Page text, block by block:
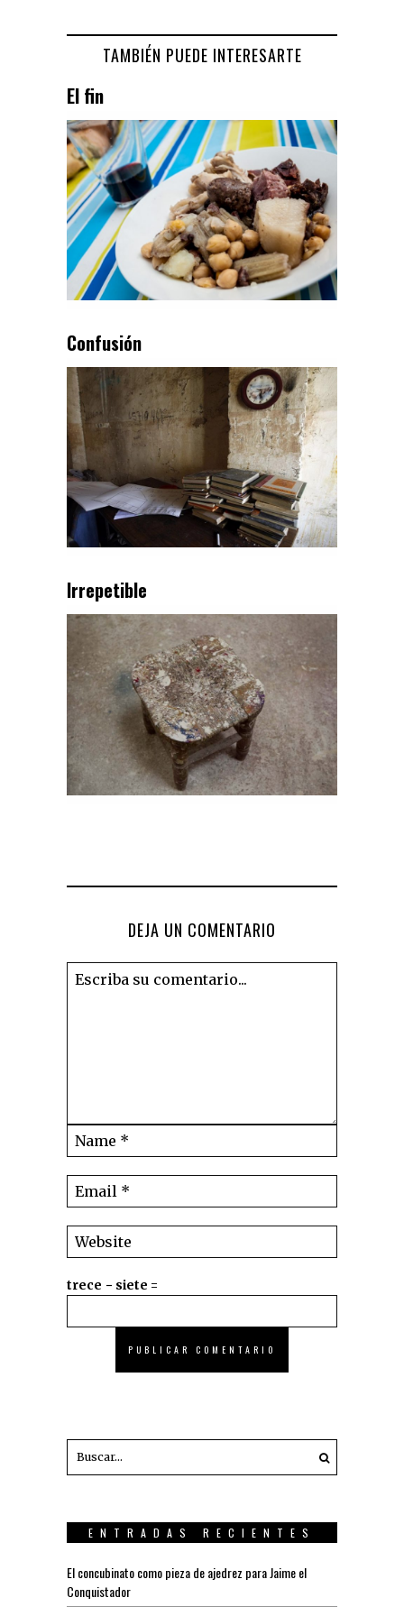
TAMBIÉN PUEDE INTERESARTE
El fin
Confusión
Irrepetible
DEJA UN COMENTARIO
trece − siete =
ENTRADAS RECIENTES
El concubinato como pieza de ajedrez para Jaime el
Conquistador